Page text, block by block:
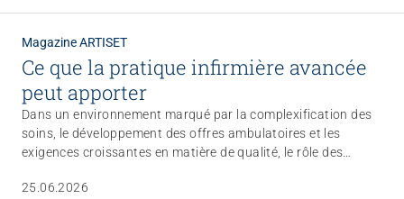
Magazine ARTISET
Ce que la pratique infirmière avancée
peut apporter
Dans un environnement marqué par la complexification des
soins, le développement des offres ambulatoires et les
exigences croissantes en matière de qualité, le rôle des
et indépendants, gagne en importance. Dans cet article, trois
25.06.2026